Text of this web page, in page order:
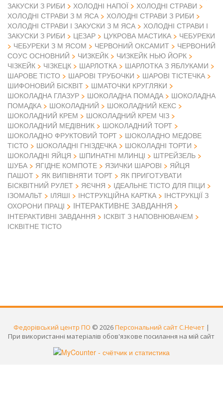
ЗАКУСКИ З РИБИ
ХОЛОДНІ НАПОЇ
ХОЛОДНІ СТРАВИ
ХОЛОДНІ СТРАВИ З М ЯСА
ХОЛОДНІ СТРАВИ З РИБИ
ХОЛОДНІ СТРАВИ І ЗАКУСКИ З М ЯСА
ХОЛОДНІ СТРАВИ І
ЗАКУСКИ З РИБИ
ЦЕЗАР ЦУКРОВА МАСТИКА
ЧЕБУРЕКИ
ЧЕБУРЕКИ З М ЯСОМ
ЧЕРВОНИЙ ОКСАМИТ
ЧЕРВОНИЙ
СОУС ОСНОВНИЙ
ЧИЗКЕЙК
ЧИЗКЕЙК НЬЮ ЙОРК
ЧІЗКЕЙК
ЧІЗКЕЦК ШАРЛОТКА
ШАРЛОТКА З ЯБЛУКАМИ
ШАРОВЕ ТІСТО
ШАРОВІ ТРУБОЧКИ
ШАРОВІ ТІСТЕЧКА
ШИФОНОВИЙ БІСКВІТ
ШМАТОЧКИ КРУГЛЯКИ
ШОКОЛАДНА ГЛАЗУР
ШОКОЛАДНА ПОМАДА
ШОКОЛАДНА
ПОМАДКА
ШОКОЛАДНИЙ
ШОКОЛАДНИЙ КЕКС
ШОКОЛАДНИЙ КРЕМ
ШОКОЛАДНИЙ КРЕМ ЧІЗ
ШОКОЛАДНИЙ МЕДІВНИК
ШОКОЛАДНИЙ ТОРТ
ШОКОЛАДНО ФРУКТОВИЙ ТОРТ
ШОКОЛАДНО МЕДОВЕ
ТІСТО
ШОКОЛАДНІ ГНІЗДЕЧКА
ШОКОЛАДНІ ТОРТИ
ШОКОЛАДНІ ЯЙЦЯ
ШПИНАТНІ МЛИНЦІ
ШТРЕЙЗЕЛЬ
ШУБА
ЯГІДНЕ КОМПОТЕ ЯЗИЧКИ ШАРОВІ
ЯЙЦЯ
ПАШОТ
ЯК ВИПІВНЯТИ ТОРТ
ЯК ПРИГОТУВАТИ
БІСКВІТНИЙ РУЛЕТ
ЯЄЧНЯ
ІДЕАЛЬНЕ ТІСТО ДЛЯ ПІЦИ
ІЗОМАЛЬТ
ІЛЯШІ ІНСТРУКЦІЙНА КАРТКА
ІНСТРУКЦІЇ З
ОХОРОНИ ПРАЦІ
ІНТЕРАКТИВНЕ ЗАВДАННЯ
ІНТЕРАКТИВНІ ЗАВДАННЯ
ІСКВІТ З НАПОВНЮВАЧЕМ
ІСКВІТНЕ ТІСТО
Федорівський центр ПО © 2026Персональний сайт С.Нечет |
При використанні матеріалів обов'язкове посилання на мій сайт